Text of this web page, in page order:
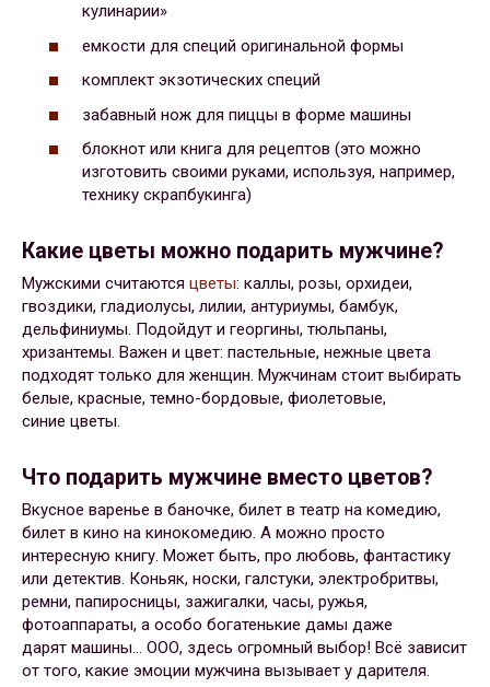
кулинарии»
емкости для специй оригинальной формы
комплект экзотических специй
забавный нож для пиццы в форме машины
блокнот или книга для рецептов (это можно
изготовить своими руками, используя, например,
технику скрапбукинга)
Какие цветы можно подарить мужчине?
Мужскими считаются цветы: каллы, розы, орхидеи,
гвоздики, гладиолусы, лилии, антуриумы, бамбук,
дельфиниумы. Подойдут и георгины, тюльпаны,
хризантемы. Важен и цвет: пастельные, нежные цвета
подходят только для женщин. Мужчинам стоит выбирать
белые, красные, темно-бордовые, фиолетовые,
синие цветы.
Что подарить мужчине вместо цветов?
Вкусное варенье в баночке, билет в театр на комедию,
билет в кино на кинокомедию. А можно просто
интересную книгу. Может быть, про любовь, фантастику
или детектив. Коньяк, носки, галстуки, электробритвы,
ремни, папиросницы, зажигалки, часы, ружья,
фотоаппараты, а особо богатенькие дамы даже
дарят машины… ООО, здесь огромный выбор! Всё зависит
от того, какие эмоции мужчина вызывает у дарителя.